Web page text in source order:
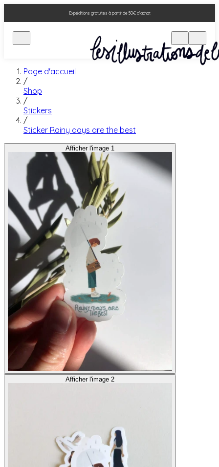
Expéditions gratuites à partir de 50€ d'achat
Page d'accueil
/
Shop
/
Stickers
/
Sticker Rainy days are the best
Afficher l'image 1
Afficher l'image 2